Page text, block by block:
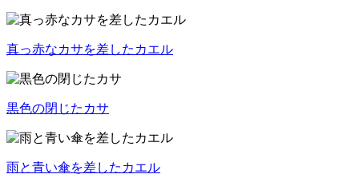
真っ赤なカサを差したカエル
黒色の閉じたカサ
雨と青い傘を差したカエル